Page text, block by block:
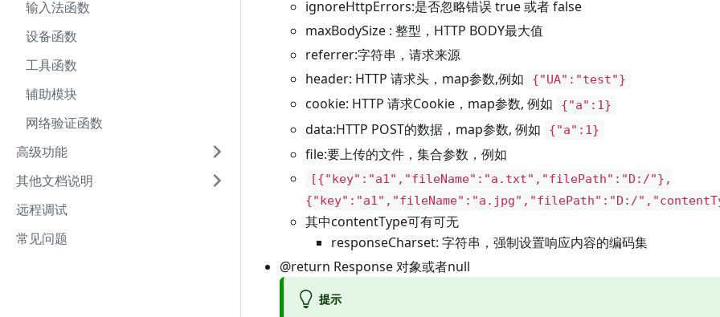
输入法函数
设备函数
工具函数
辅助模块
网络验证函数
高级功能
其他文档说明
远程调试
常见问题
ignoreHttpErrors:是否忽略错误 true 或者 false
maxBodySize : 整型，HTTP BODY最大值
referrer:字符串，请求来源
header: HTTP 请求头，map参数,例如
{"UA":"test"}
cookie: HTTP 请求Cookie，map参数, 例如 {"a":1}
data:HTTP POST的数据，map参数, 例如 {"a":1}
file:要上传的文件，集合参数，例如
[{"key":"a1","fileName":"a.txt","filePath":"D:/"},
{"key":"a1","fileName":"a.jpg","filePath":"D:/
其中contentType可有可无
responseCharset: 字符串，强制设置响应内容的编码集
@return Response 对象或者null
提示